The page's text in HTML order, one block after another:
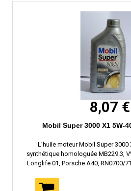
8,07 €
Mobil Super 3000 X1 5W-
L’huile moteur Mobil Super 3000
synthétique homologuée MB229.3,
Longlife 01, Porsche A40, RN0700/